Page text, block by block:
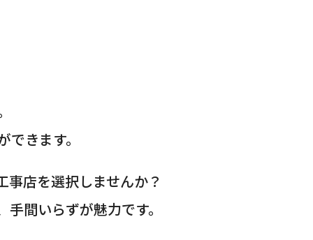
きます。
店を選択しませんか？
間いらずが魅力です。